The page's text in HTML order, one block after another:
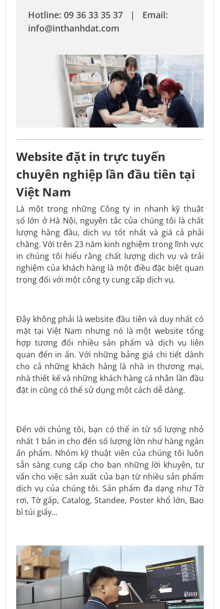
Hotline: 09 36 33 35 37 | Email:
info@inthanhdat.com
Website đặt in trực tuyến
chuyên nghiệp lần đầu tiên tại
Việt Nam
Là một trong những Công ty in nhanh kỹ thuật
số lớn ở Hà Nội, nguyên tắc của chúng tôi là chất
lượng hàng đầu, dịch vụ tốt nhất và giá cả phải
chăng. Với trên 23 năm kinh nghiệm trong lĩnh vực
in chúng tôi hiểu rằng chất lượng dịch vụ và trải
nghiệm của khách hàng là một điều đặc biệt quan
trọng đối với một công ty cung cấp dịch vụ.
Đây không phải là website đầu tiên và duy nhất có
mặt tại Việt Nam nhưng nó là một website tổng
hợp tương đối nhiều sản phẩm và dịch vụ liên
quan đến in ấn. Với những bảng giá chi tiết dành
cho cả những khách hàng là nhà in thương mại,
nhà thiết kế và những khách hàng cá nhân lần đầu
đặt in cũng có thể sử dụng một cách dễ dàng.
Đến với chúng tôi, bạn có thể in từ số lượng nhỏ
nhất 1 bản in cho đến số lượng lớn như hàng ngàn
ấn phẩm. Nhóm kỹ thuật viên của chúng tôi luôn
sẵn sàng cung cấp cho bạn những lời khuyên, tư
vấn cho việc sản xuất của bạn từ nhiều sản phẩm
dịch vụ của chúng tôi. Sản phẩm đa dạng như Tờ
rơi, Tờ gấp, Catalog, Standee, Poster khổ lớn, Bao
bì túi giấy...